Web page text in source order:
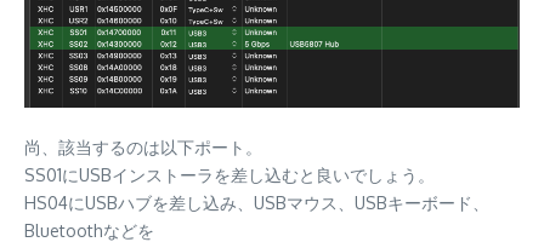
尚、該当するのは以下ポート。
SS01にUSBインストーラを差し込むと良いでしょう。
HS04にUSBハブを差し込み、USBマウス、USBキーボード、
Bluetoothなどを